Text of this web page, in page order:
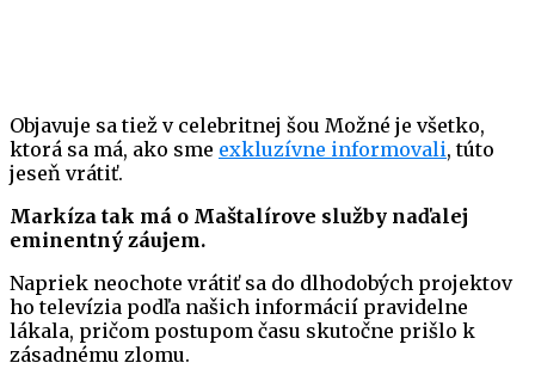
Objavuje sa tiež v celebritnej šou Možné je všetko,
ktorá sa má, ako sme exkluzívne informovali, túto
jeseň vrátiť.
Markíza tak má o Maštalírove služby naďalej
eminentný záujem.
Napriek neochote vrátiť sa do dlhodobých projektov
ho televízia podľa našich informácií pravidelne
lákala, pričom postupom času skutočne prišlo k
zásadnému zlomu.